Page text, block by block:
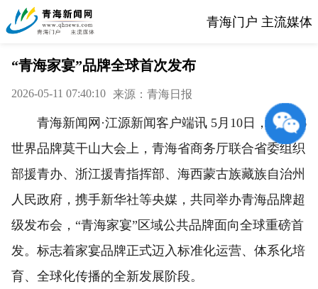
青海门户 主流媒体
“青海家宴”品牌全球首次发布
2026-05-11 07:40:10 来源：青海日报
青海新闻网·江源新闻客户端讯 5月10日，在2026
世界品牌莫干山大会上，青海省商务厅联合省委组织
部援青办、浙江援青指挥部、海西蒙古族藏族自治州
人民政府，携手新华社等央媒，共同举办青海品牌超
级发布会，“青海家宴”区域公共品牌面向全球重磅首
发。标志着家宴品牌正式迈入标准化运营、体系化培
育、全球化传播的全新发展阶段。